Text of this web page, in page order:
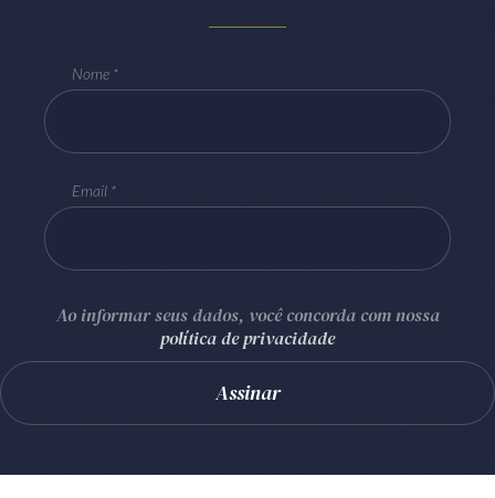
Nome
Email
Ao informar seus dados, você concorda com nossa
política de privacidade